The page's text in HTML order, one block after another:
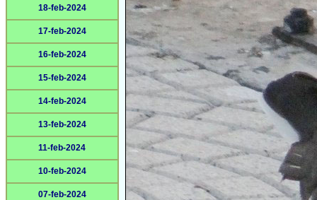
18-feb-2024
17-feb-2024
16-feb-2024
15-feb-2024
14-feb-2024
13-feb-2024
11-feb-2024
10-feb-2024
07-feb-2024